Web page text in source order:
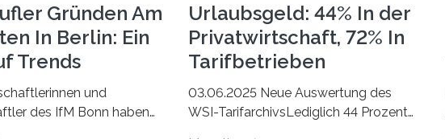
Gründen Am
In Berlin: Ein
Trends
und
des IfM Bonn haben
Urlaubsgeld: 44% In der
Privatwirtschaft, 72% In
Tarifbetrieben
03.06.2025 Neue Auswertung des
WSI-TarifarchivsLediglich 44 Prozent